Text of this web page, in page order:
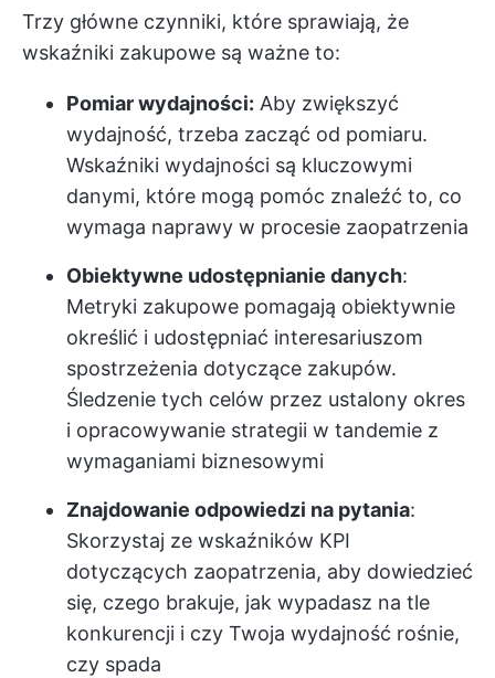
Trzy główne czynniki, które sprawiają, że
wskaźniki zakupowe są ważne to:
Pomiar wydajności: Aby zwiększyć
wydajność, trzeba zacząć od pomiaru.
Wskaźniki wydajności są kluczowymi
danymi, które mogą pomóc znaleźć to, co
wymaga naprawy w procesie zaopatrzenia
Obiektywne udostępnianie danych:
Metryki zakupowe pomagają obiektywnie
określić i udostępniać interesariuszom
spostrzeżenia dotyczące zakupów.
Śledzenie tych celów przez ustalony okres
i opracowywanie strategii w tandemie z
wymaganiami biznesowymi
Znajdowanie odpowiedzi na pytania:
Skorzystaj ze wskaźników KPI
dotyczących zaopatrzenia, aby dowiedzieć
się, czego brakuje, jak wypadasz na tle
konkurencji i czy Twoja wydajność rośnie,
czy spada